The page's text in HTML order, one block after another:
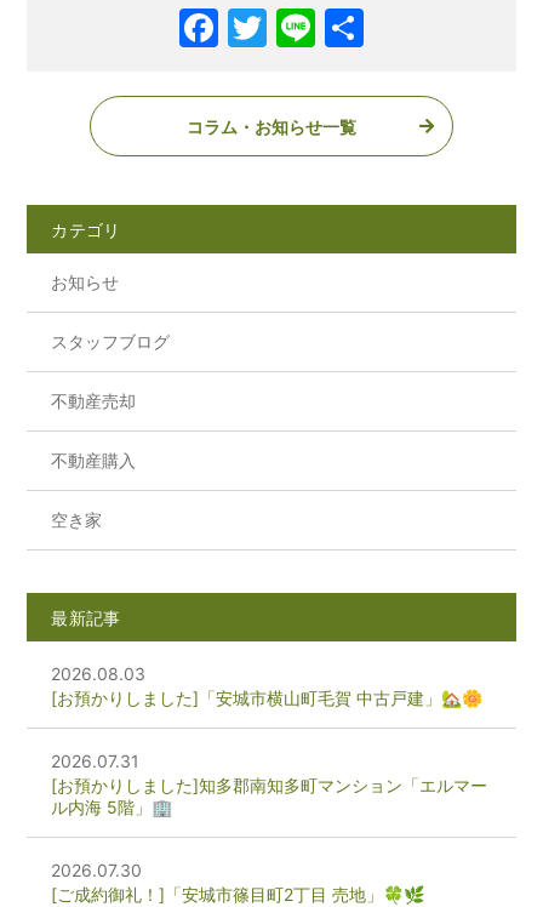
コラム・お知らせ一覧
カテゴリ
お知らせ
スタッフブログ
不動産売却
不動産購入
空き家
最新記事
2026.08.03
[お預かりしました]「安城市横山町毛賀 中古戸建」🏡🌼
2026.07.31
[お預かりしました]知多郡南知多町マンション「エルマー
ル内海 5階」🏢
2026.07.30
[ご成約御礼！]「安城市篠目町2丁目 売地」🍀🌿